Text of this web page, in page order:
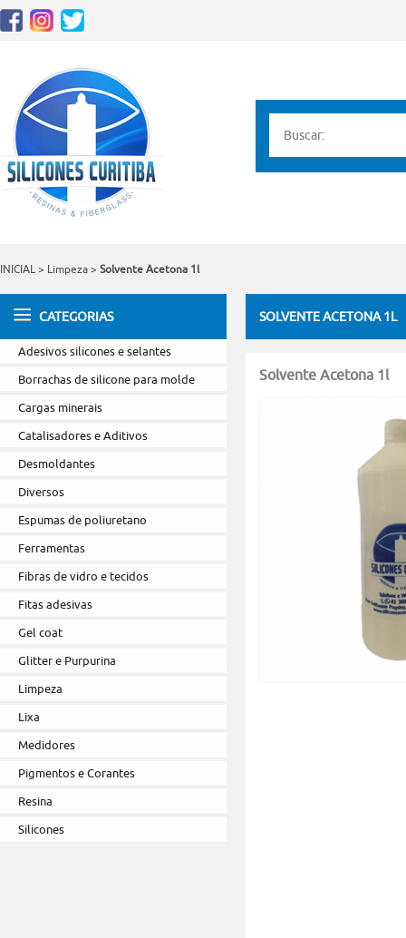
INICIAL > Limpeza > Solvente Acetona 1l
CATEGORIAS
Adesivos silicones e selantes
Borrachas de silicone para molde
Cargas minerais
Catalisadores e Aditivos
Desmoldantes
Diversos
Espumas de poliuretano
Ferramentas
Fibras de vidro e tecidos
Fitas adesivas
Gel coat
Glitter e Purpurina
Limpeza
Lixa
Medidores
Pigmentos e Corantes
Resina
Silicones
SOLVENTE ACETONA 1L
Solvente Acetona 1l